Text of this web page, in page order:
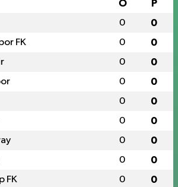
O P
0 0
FK 0 0
0 0
0 0
0 0
0 0
0 0
0 0
FK 0 0